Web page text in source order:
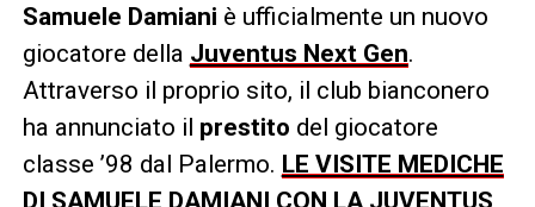
Samuele Damiani è ufficialmente un nuovo
giocatore della Juventus Next Gen.
Attraverso il proprio sito, il club bianconero
ha annunciato il prestito del giocatore
classe ’98 dal Palermo. LE VISITE MEDICHE
DI SAMUELE DAMIANI CON LA JUVENTUS